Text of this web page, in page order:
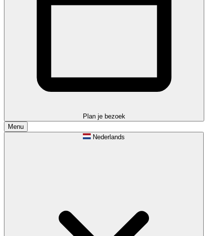
Plan je bezoek
Menu
Nederlands